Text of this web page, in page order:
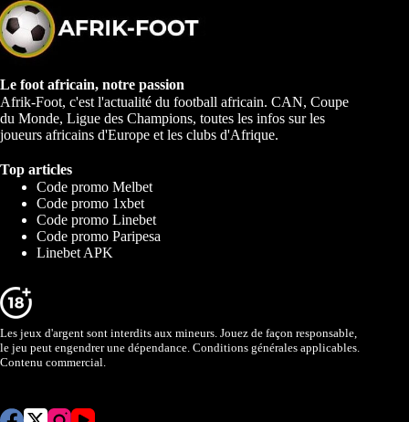
Le foot africain, notre passion
Afrik-Foot, c'est l'actualité du football africain. CAN, Coupe
du Monde, Ligue des Champions, toutes les infos sur les
joueurs africains d'Europe et les clubs d'Afrique.
Top articles
Code promo Melbet
Code promo 1xbet
Code promo Linebet
Code promo Paripesa
Linebet APK
Les jeux d'argent sont interdits aux mineurs. Jouez de façon responsable,
le jeu peut engendrer une dépendance. Conditions générales applicables.
Contenu commercial.